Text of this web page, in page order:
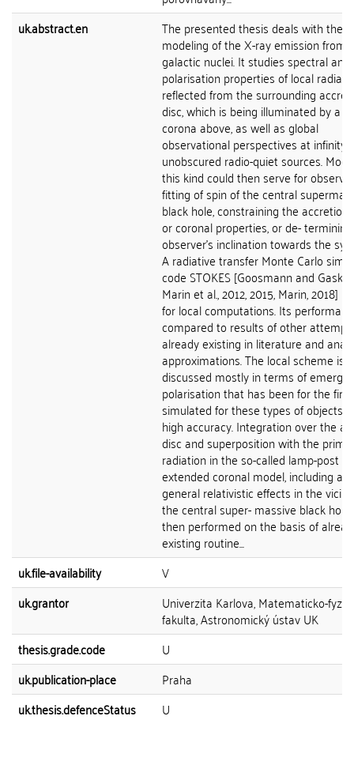
uk.abstract.en
The presented thesis deals with
modeling of the X-ray emission from
galactic nuclei. It studies spectral and
polarisation properties of local
reflected from the surrounding
disc, which is being illuminated by a
corona above, as well as global
observational perspectives at infinity
unobscured radio-quiet sources.
this kind could then serve for
fitting of spin of the central
black hole, constraining the accretion
or coronal properties, or de- termining
observer's inclination towards the
A radiative transfer Monte Carlo
code STOKES [Goosmann and
Marin et al., 2012, 2015, Marin, 2018]
for local computations. Its
compared to results of other
already existing in literature and
approximations. The local scheme is
discussed mostly in terms of
polarisation that has been for the
simulated for these types of objects
high accuracy. Integration over the
disc and superposition with the
radiation in the so-called lamp-post or
extended coronal model, including all
general relativistic effects in the
the central super- massive black
then performed on the basis of
existing routine...
uk.file-availability
V
uk.grantor
Univerzita Karlova, Matematicko-
fakulta, Astronomický ústav UK
thesis.grade.code
U
uk.publication-place
Praha
uk.thesis.defenceStatus
U